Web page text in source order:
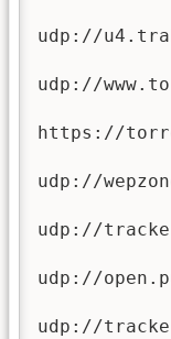
udp://
udp://
https://
udp://
udp://
udp://
udp://